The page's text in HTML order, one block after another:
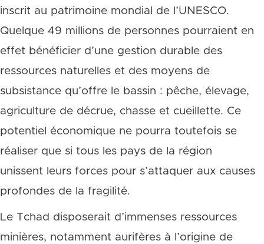
inscrit au patrimoine mondial de l’UNESCO.
Quelque 49 millions de personnes pourraient en
effet bénéficier d’une gestion durable des
ressources naturelles et des moyens de
subsistance qu’offre le bassin : pêche, élevage,
agriculture de décrue, chasse et cueillette. Ce
potentiel économique ne pourra toutefois se
réaliser que si tous les pays de la région
unissent leurs forces pour s’attaquer aux causes
profondes de la fragilité.
Le Tchad disposerait d’immenses ressources
minières, notamment aurifères à l’origine de